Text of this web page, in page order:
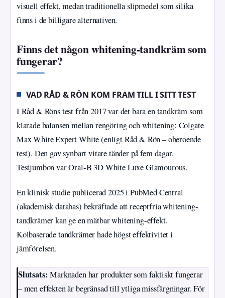
visuell effekt, medan traditionella slipmedel som silika
finns i de billigare alternativen.
Finns det någon whitening-tandkräm som
fungerar?
VAD RÅD & RÖN KOM FRAM TILL I SITT TEST
I Råd & Röns test från 2017 var det bara en tandkräm som
klarade balansen mellan rengöring och whitening: Colgate
Max White Expert White (enligt Råd & Rön – oberoende
test). Den gav synbart vitare tänder på fem dagar.
Testjumbon var Oral‑B 3D White Luxe Glamourous.
En klinisk studie publicerad 2025 i PubMed Central
(akademisk databas) bekräftade att receptfria whitening-
tandkrämer kan ge en mätbar whitening-effekt.
Kolbaserade tandkrämer hade högst effektivitet i
jämförelsen.
Slutsats: Marknaden har produkter som faktiskt fungerar
– men effekten är begränsad till ytliga missfärgningar. För